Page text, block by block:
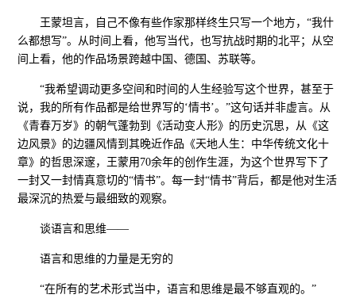
王蒙坦言，自己不像有些作家那样终生只写一个地方，“我什
么都想写”。从时间上看，他写当代，也写抗战时期的北平；从空
间上看，他的作品场景跨越中国、德国、苏联等。
“我希望调动更多空间和时间的人生经验写这个世界，甚至于
说，我的所有作品都是给世界写的‘情书’。”这句话并非虚言。从
《青春万岁》的朝气蓬勃到《活动变人形》的历史沉思，从《这
边风景》的边疆风情到其晚近作品《天地人生：中华传统文化十
章》的哲思深邃，王蒙用70余年的创作生涯，为这个世界写下了
一封又一封情真意切的“情书”。每一封“情书”背后，都是他对生活
最深沉的热爱与最细致的观察。
谈语言和思维——
语言和思维的力量是无穷的
“在所有的艺术形式当中，语言和思维是最不够直观的。”